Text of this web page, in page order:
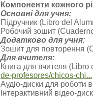
Компоненти кожного
Основні для учня:
Підручник (Libro del
Робочий зошит
Додатково для учня:
Зошит для повторення
Для вчителя:
Книга для вчителя
de-profesores/chicos-chi...
Аудіо-диски для роботи
Інтерактивний відео-